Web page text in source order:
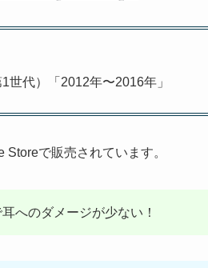
代）「2012年〜2016年」
で販売されています。
へのダメージが少ない！